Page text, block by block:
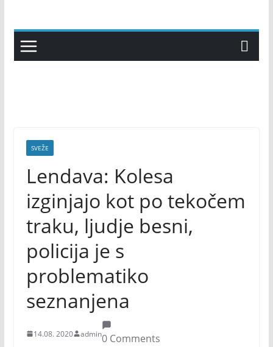
content
SVEŽE
Lendava: Kolesa
izginjajo kot po tekočem
traku, ljudje besni,
policija je s
problematiko
seznanjena
14.08. 2020 admin0 Comments